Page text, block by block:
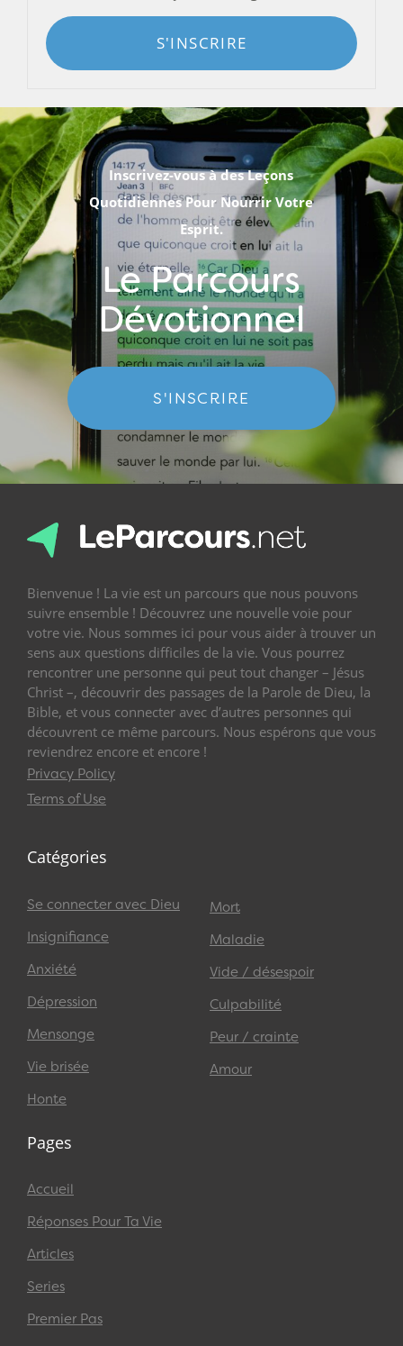
S'INSCRIRE
Inscrivez-vous à des Leçons
Quotidiennes Pour Nourrir Votre
Esprit.
Le Parcours
Dévotionnel
S'INSCRIRE
Bienvenue ! La vie est un parcours que nous pouvons
suivre ensemble ! Découvrez une nouvelle voie pour
votre vie. Nous sommes ici pour vous aider à trouver un
sens aux questions difficiles de la vie. Vous pourrez
rencontrer une personne qui peut tout changer – Jésus
Christ –, découvrir des passages de la Parole de Dieu, la
Bible, et vous connecter avec d’autres personnes qui
découvrent ce même parcours. Nous espérons que vous
reviendrez encore et encore !
Privacy Policy
Terms of Use
Catégories
Se connecter avec Dieu
Insignifiance
Anxiété
Dépression
Mensonge
Vie brisée
Honte
Mort
Maladie
Vide / désespoir
Culpabilité
Peur / crainte
Amour
Pages
Accueil
Réponses Pour Ta Vie
Articles
Series
Premier Pas